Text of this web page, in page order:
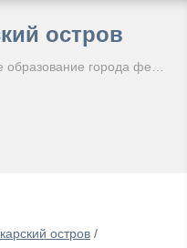
остров
остров /